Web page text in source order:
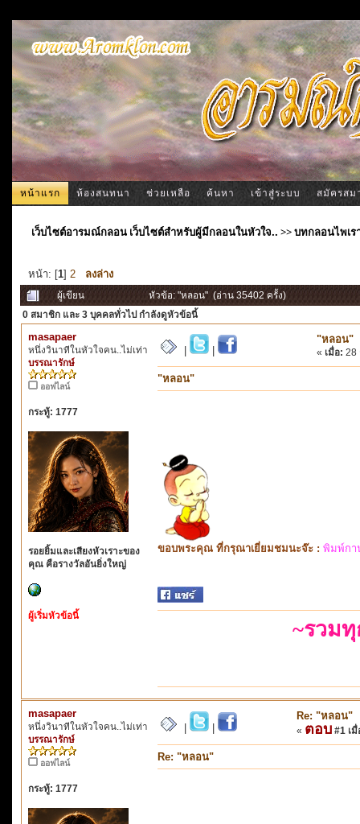
หน้าแรก ห้องสนทนา ช่วยเหลือ ค้นหา เข้าสู่ระบบ สมัครสม
เว็บไซต์อารมณ์กลอน เว็บไซต์สำหรับผู้มีกลอนในหัวใจ.. >>บทกลอนไพเร
หน้า: [1] 2 ลงล่าง
ผู้เขียน
หัวข้อ: "หลอน" (อ่าน 35402 ครั้ง)
0 สมาชิก และ 3 บุคคลทั่วไป กำลังดูหัวข้อนี้
masapaer
หนึ่งวินาทีในหัวใจคน..ไม่เท่า
บรรณารักษ์
ออฟไลน์
กระทู้: 1777
รอยยิ้มและเสียงหัวเราะของ
คุณ คือรางวัลอันยิ่งใหญ่
ผู้เริ่มหัวข้อนี้
"หลอน"
« เมื่อ: 28
"หลอน"
ขอบพระคุณ ที่กรุณาเยี่ยมชมนะจ๊ะ : พิมพ์กา
~รวม
masapaer
หนึ่งวินาทีในหัวใจคน..ไม่เท่า
บรรณารักษ์
ออฟไลน์
กระทู้: 1777
Re: "หลอน"
« ตอบ #1 เมื่
Re: "หลอน"